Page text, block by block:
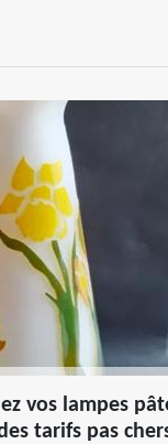
vos lampes
tarifs pas